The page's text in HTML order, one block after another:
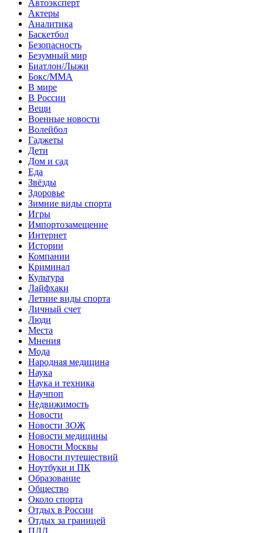
Автоэксперт
Актеры
Аналитика
Баскетбол
Безопасность
Безумный мир
Биатлон/Лыжи
Бокс/MMA
В мире
В России
Вещи
Военные новости
Волейбол
Гаджеты
Дети
Дом и сад
Еда
Звёзды
Здоровье
Зимние виды спорта
Игры
Импортозамещение
Интернет
Истории
Компании
Криминал
Культура
Лайфхаки
Летние виды спорта
Личный счет
Люди
Места
Мнения
Мода
Народная медицина
Наука
Наука и техника
Научпоп
Недвижимость
Новости
Новости ЗОЖ
Новости медицины
Новости Москвы
Новости путешествий
Ноутбуки и ПК
Образование
Общество
Около спорта
Отдых в России
Отдых за границей
ПДД